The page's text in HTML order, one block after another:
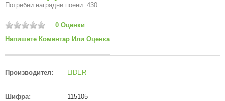
Потребни наградни поени: 430
0 Оценки
Напишете Коментар Или Оценка
Производител: LIDER
Шифра: 115105